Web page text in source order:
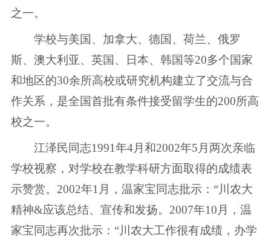
之一。
学校与美国、加拿大、德国、荷兰、俄罗
斯、澳大利亚、英国、日本、韩国等20多个国家
和地区的30余所高校或研究机构建立了交流与合
作关系，是全国首批有条件接受留学生的200所高
校之一。
江泽民同志1991年4月和2002年5月两次亲临
学校视察，对学校在教学科研方面取得的成绩表
示赞赏。2002年1月，温家宝同志批示：“川农大
精神&应该总结、宣传和发扬。2007年10月，温
家宝同志再次批示：“川农大工作很有成绩，办学